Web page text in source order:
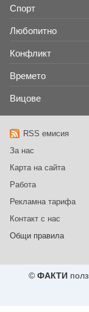
Спорт
Любопитно
Конфликт
Времето
Вицове
RSS емисия
За нас
Карта на сайта
Работа
Рекламна тарифа
Контакт с нас
Общи правила
© ФАКТИ